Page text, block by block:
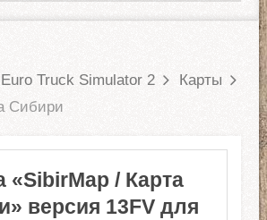
Euro Truck Simulator 2
Карты
Сибири
«SibirMap / Карта
версия 13FV для